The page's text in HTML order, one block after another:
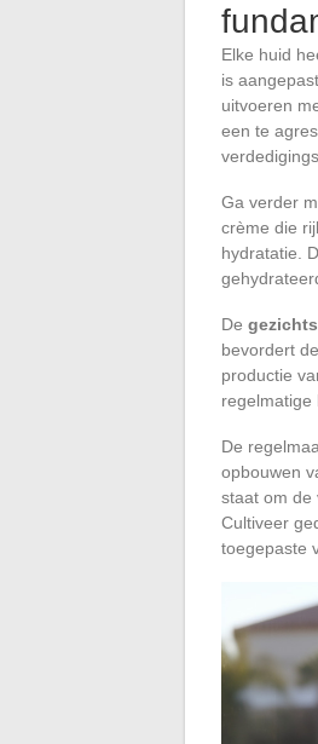
Elke huid
is
uitvoeren
een te
Ga verder
crème die
hydratatie.
De
bevordert
productie
regelmatige
De
opbouwen
staat om de
Cultiveer
toegepaste